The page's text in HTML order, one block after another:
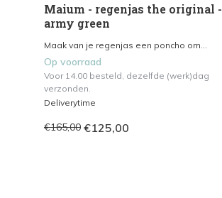
Maium - regenjas the original -
army green
Maak van je regenjas een poncho om...
Op voorraad
Voor 14.00 besteld, dezelfde (werk)dag
verzonden.
Deliverytime
€165,00 €125,00